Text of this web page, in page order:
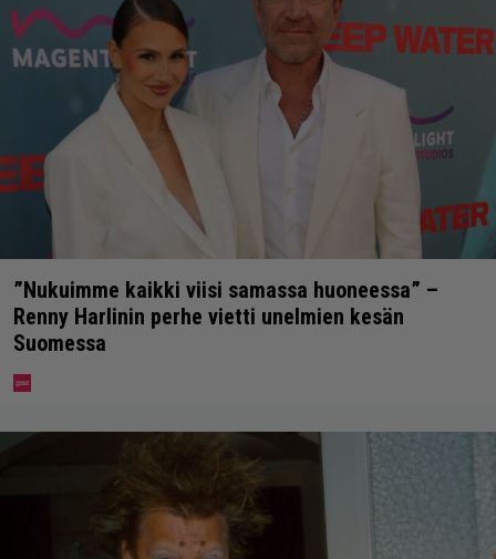
”Nukuimme kaikki viisi samassa huoneessa” –
Renny Harlinin perhe vietti unelmien kesän
Suomessa